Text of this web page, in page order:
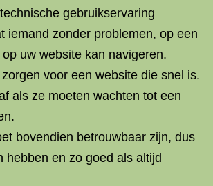
gebruikservaring
iemand zonder problemen, op een
uw website kan navigeren.
voor een website die snel is.
als ze moeten wachten tot een
bovendien betrouwbaar zijn, dus
hebben en zo goed als altijd